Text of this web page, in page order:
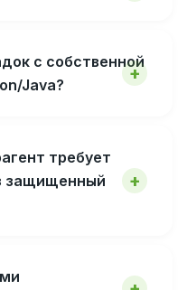
с собственной
Java?
требует
защищенный